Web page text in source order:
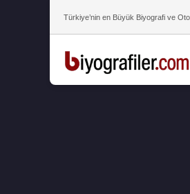
Türkiye’nin en Büyük Biyografi ve